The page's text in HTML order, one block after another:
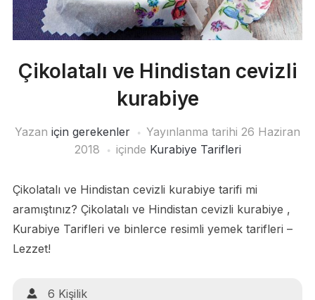
Çikolatalı ve Hindistan cevizli
kurabiye
Yazan için gerekenler Yayınlanma tarihi 26 Haziran
2018
içinde Kurabiye Tarifleri
Çikolatalı ve Hindistan cevizli kurabiye tarifi mi
aramıştınız? Çikolatalı ve Hindistan cevizli kurabiye ,
Kurabiye Tarifleri ve binlerce resimli yemek tarifleri –
Lezzet!
6 Kişilik